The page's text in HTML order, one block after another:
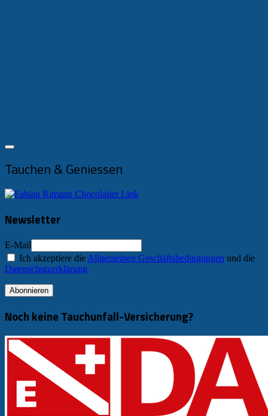
Tauchen & Geniessen
Newsletter
E-Mail
Ich akzeptiere die Allgemeinen Geschäftsbedingungen und die
Datenschutzerklärung
Noch keine Tauchunfall-Versicherung?